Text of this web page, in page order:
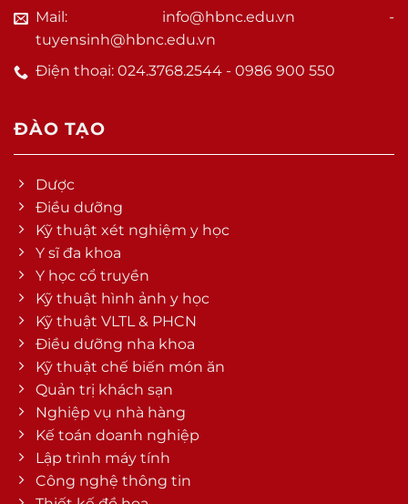
Mail: info@hbnc.edu.vn -
tuyensinh@hbnc.edu.vn
Điện thoại: 024.3768.2544 - 0986 900 550
ĐÀO TẠO
Dược
Điều dưỡng
Kỹ thuật xét nghiệm y học
Y sĩ đa khoa
Y học cổ truyền
Kỹ thuật hình ảnh y học
Kỹ thuật VLTL & PHCN
Điều dưỡng nha khoa
Kỹ thuật chế biến món ăn
Quản trị khách sạn
Nghiệp vụ nhà hàng
Kế toán doanh nghiệp
Lập trình máy tính
Công nghệ thông tin